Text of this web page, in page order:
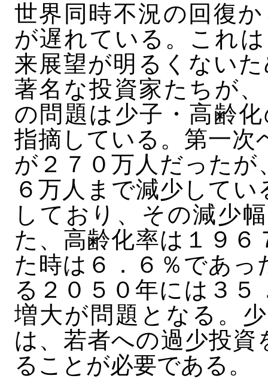
世界同時不況の回復
が遅れている。これ
来展望が明るくない
著名な投資家たちが
の問題は少子・高齢
指摘している。第一次
が２７０万人だった
６万人まで減少して
しており、その減少
た、高齢化率は１９
た時は６．６％であ
る２０５０年には３
増大が問題となる。
は、若者への過少投
ることが必要である。